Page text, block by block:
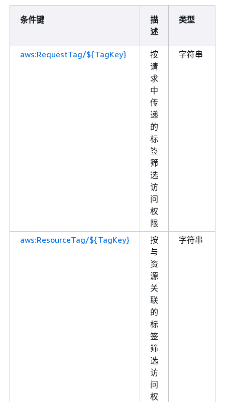
条件键
描
述
类型
aws:RequestTag/${TagKey}
按
请
求
中
传
递
的
标
签
筛
选
访
问
权
限
字符串
aws:ResourceTag/${TagKey}
按
与
资
源
关
联
的
标
签
筛
选
访
问
权
字符串